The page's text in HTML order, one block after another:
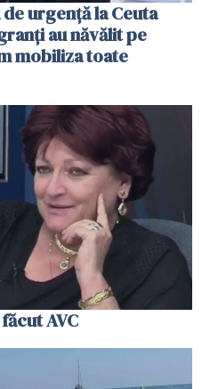
urgență la Ceuta
au năvălit pe
mobiliza toate
AVC